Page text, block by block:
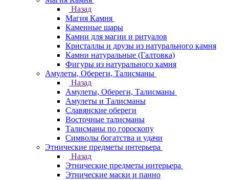
Назад
Магия Камня
Каменные шары
Камни для магии и ритуалов
Кристаллы и друзы из натурального камня
Камни натуральные (Галтовка)
Фигуры из натурального камня
Амулеты, Обереги, Талисманы
Назад
Амулеты, Обереги, Талисманы
Амулеты и Талисманы
Славянские обереги
Восточные талисманы
Талисманы по гороскопу
Символы богатства и удачи
Этнические предметы интерьера
Назад
Этнические предметы интерьера
Этнические маски и панно